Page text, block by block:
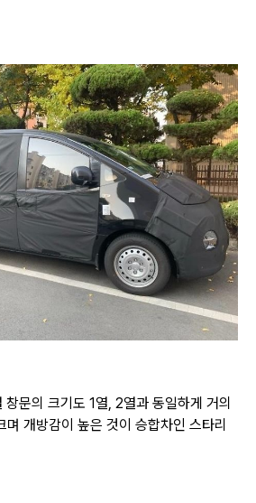
문의 크기도 1열, 2열과 동일하게 거의
며 개방감이 높은 것이 승합차인 스타리